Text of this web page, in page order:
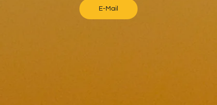
E-Mail